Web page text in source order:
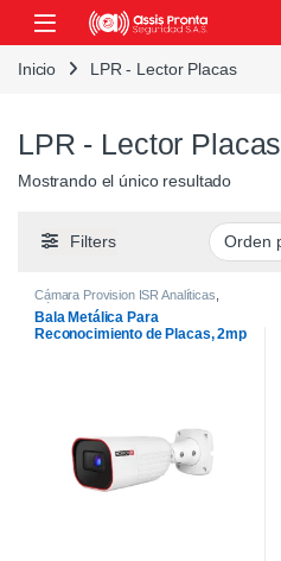
Skip to navigation
Skip to content
Inicio LPR - Lector Placas
LPR - Lector Placas
Mostrando el único resultado
Filters
Cámara Provision ISR Analíticas
Cámara provision isr tipo Bala
Lector Placas
Bala Metálica Para
Reconocimiento de Placas, 2mp